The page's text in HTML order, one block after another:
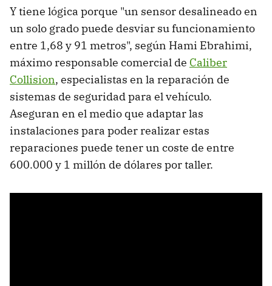
Y tiene lógica porque "un sensor desalineado en
un solo grado puede desviar su funcionamiento
entre 1,68 y 91 metros", según Hami Ebrahimi,
máximo responsable comercial de Caliber
Collision, especialistas en la reparación de
sistemas de seguridad para el vehículo.
Aseguran en el medio que adaptar las
instalaciones para poder realizar estas
reparaciones puede tener un coste de entre
600.000 y 1 millón de dólares por taller.